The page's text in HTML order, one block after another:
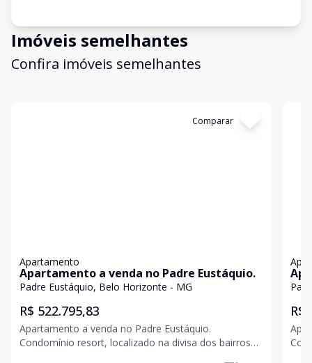
Imóveis semelhantes
Confira imóveis semelhantes
Comparar
Apartamento
Apartamento a venda no Padre Eustáquio.
Padre Eustáquio, Belo Horizonte - MG
R$ 522.795,83
Apartamento a venda no Padre Eustáquio.
Condomínio resort, localizado na divisa dos bairros
R$